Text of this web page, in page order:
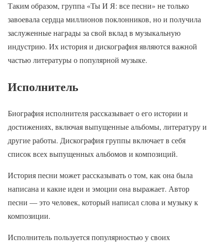
Таким образом, группа «Ты И Я: все песни» не только
завоевала сердца миллионов поклонников, но и получила
заслуженные награды за свой вклад в музыкальную
индустрию. Их история и дискография являются важной
частью литературы о популярной музыке.
Исполнитель
Биография исполнителя рассказывает о его истории и
достижениях, включая выпущенные альбомы, литературу и
другие работы. Дискография группы включает в себя
список всех выпущенных альбомов и композиций.
История песни может рассказывать о том, как она была
написана и какие идеи и эмоции она выражает. Автор
песни — это человек, который написал слова и музыку к
композиции.
Исполнитель пользуется популярностью у своих